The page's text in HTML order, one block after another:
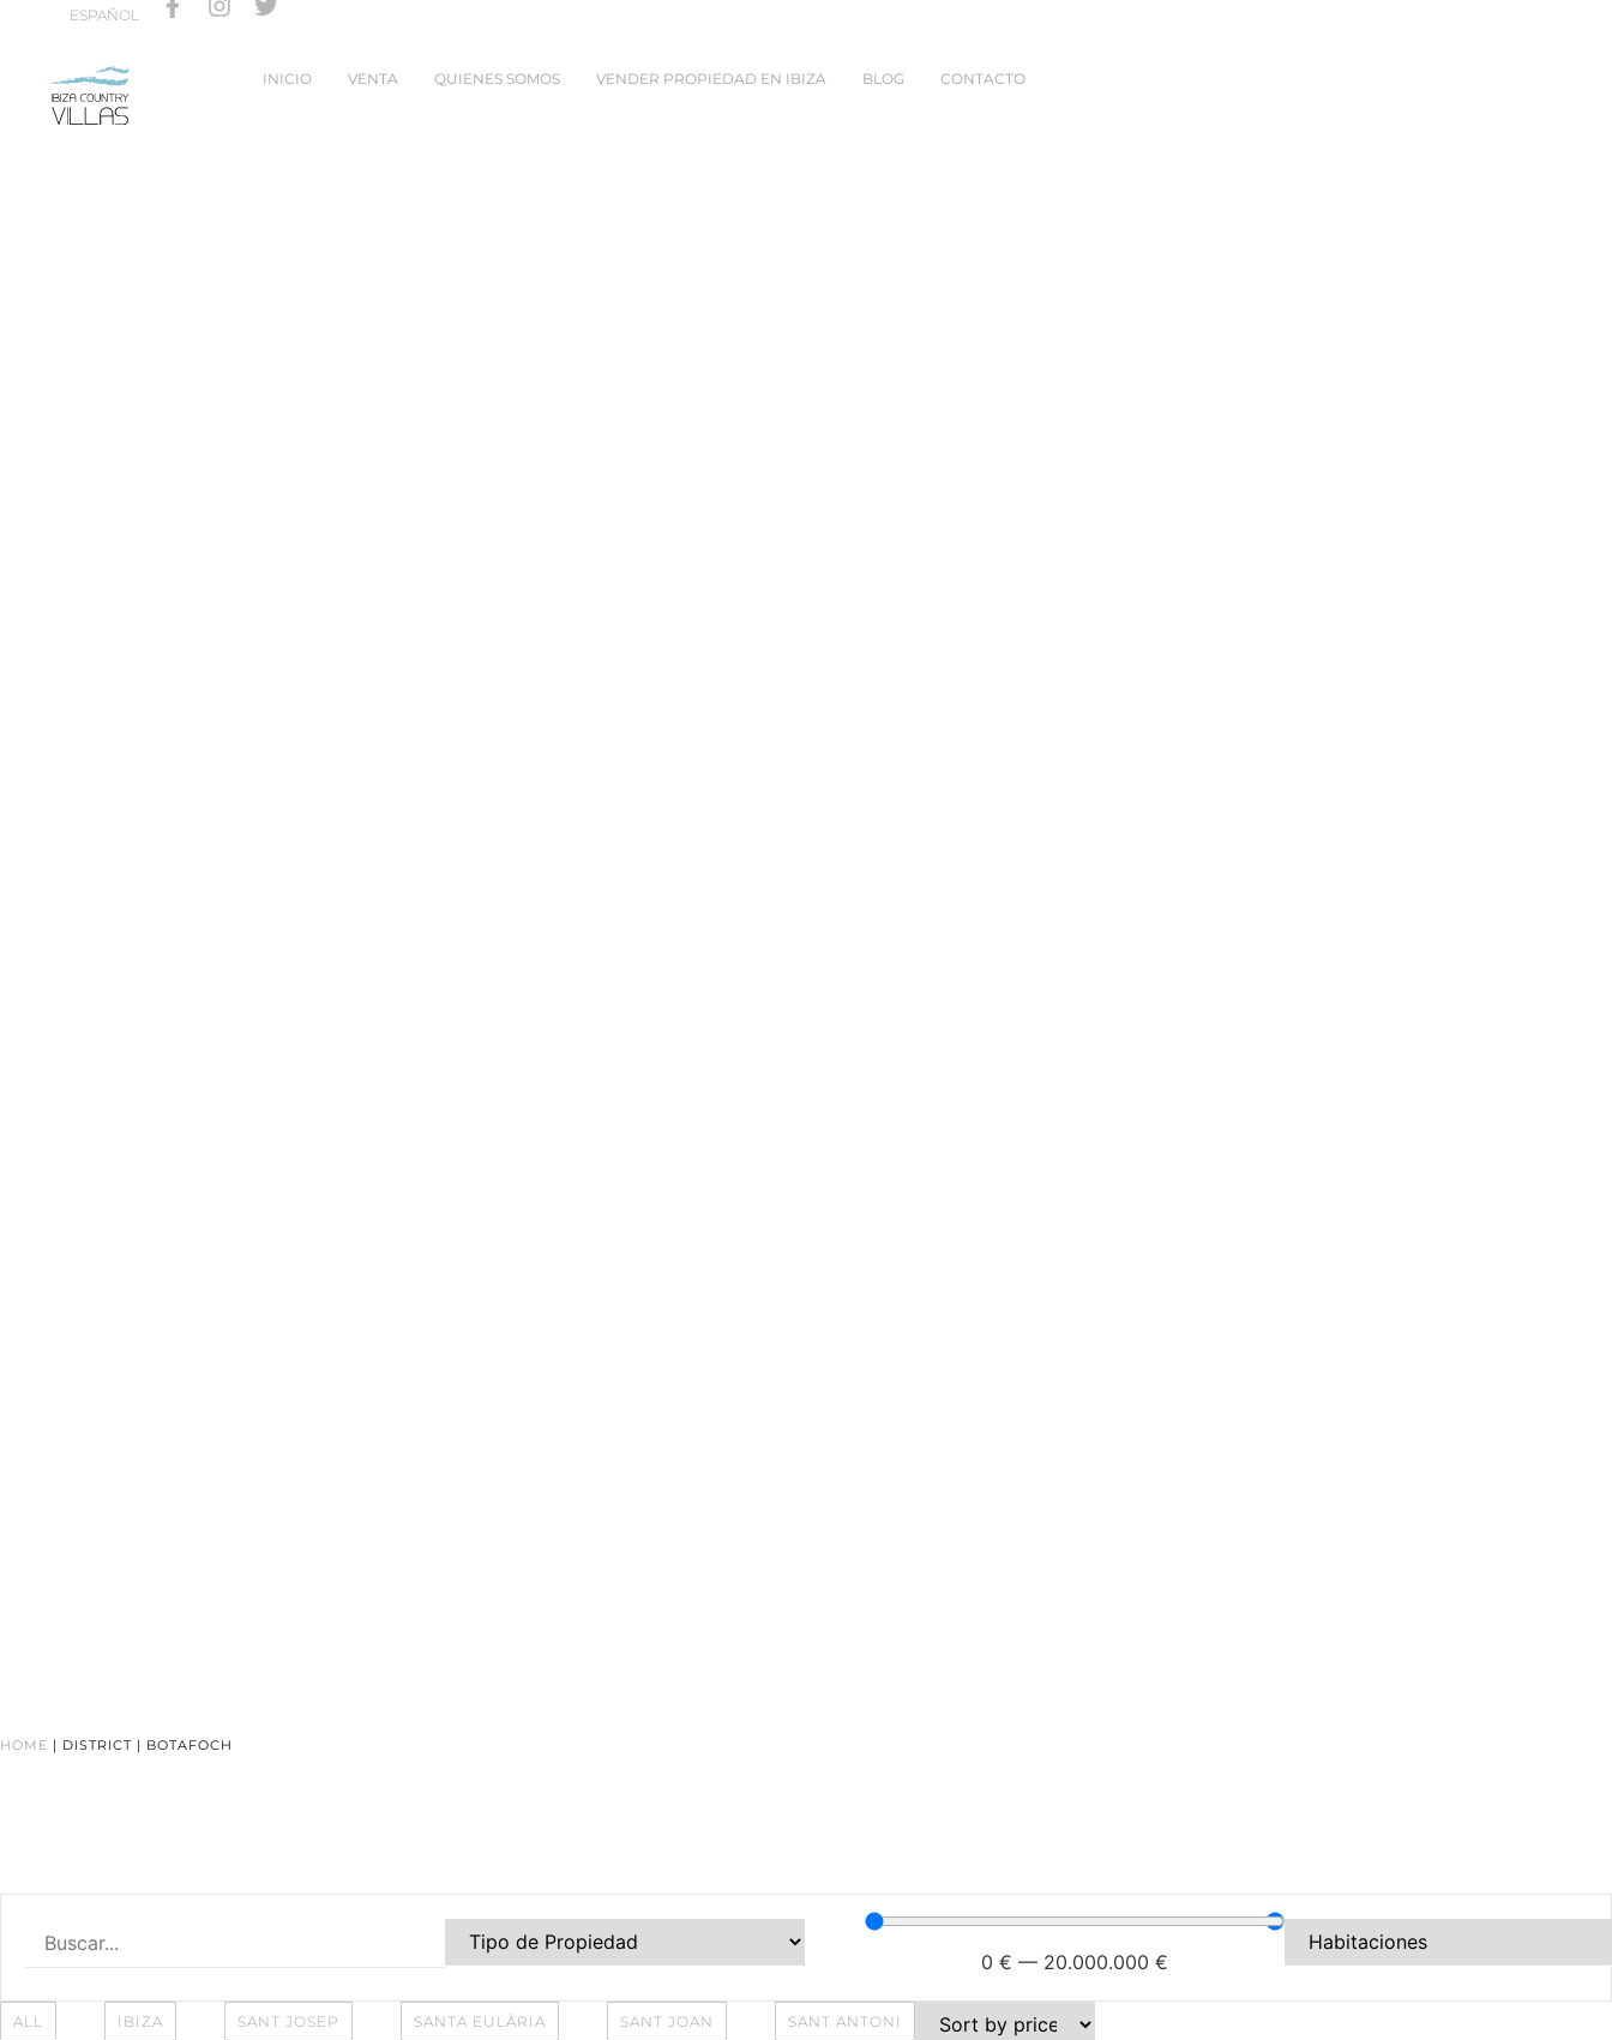
ESPAÑOL
INICIO VENTA QUIENES SOMOS VENDER PROPIEDAD EN IBIZA BLOG CONTACTO
HOME | DISTRICT | BOTAFOCH
0 € — 20.000.000 €
ALL IBIZA SANT JOSEP SANTA EULÀRIA SANT JOAN SANT ANTONI